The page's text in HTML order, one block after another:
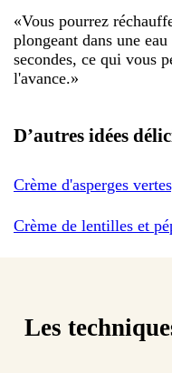
«Vous pourrez
plongeant dans une
secondes, ce qui vous
l'avance.»
D’autres idées
Crème d'asperges
Crème de lentilles et
Les